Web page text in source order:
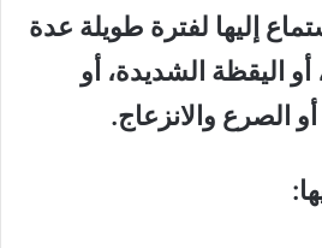
إليها لفترة طويلة عدة
اليقظة الشديدة، أو
أو الصرع والانزعاج.